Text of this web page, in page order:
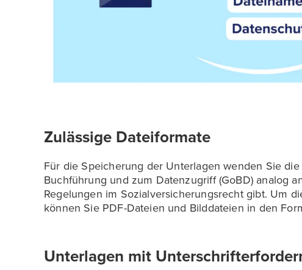
Zulässige Dateiformate
Für die Speicherung der Unterlagen wenden Sie
Buchführung und zum Datenzugriff (GoBD) analog
Regelungen im Sozialversicherungsrecht gibt. Um
können Sie PDF-Dateien und Bilddateien in den
Unterlagen mit